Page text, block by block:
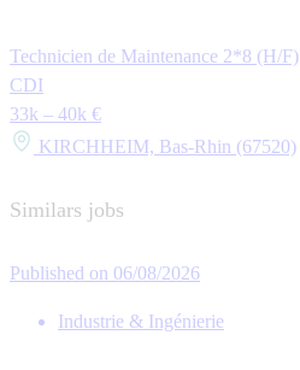
Technicien de Maintenance 2*8 (H/F)
CDI
33k – 40k €
KIRCHHEIM, Bas-Rhin (67520)
Similars jobs
Published on 06/08/2026
Industrie & Ingénierie